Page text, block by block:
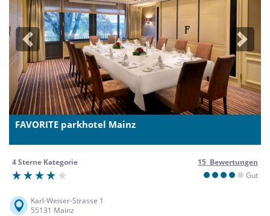
Previous Next
FAVORITE parkhotel Mainz
4 Sterne Kategorie
15 Bewertungen
Gut
Karl-Weiser-Strasse 1
55131 Mainz